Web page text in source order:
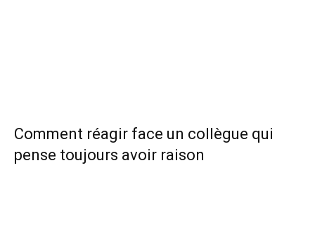
Comment réagir face un collègue qui
pense toujours avoir raison